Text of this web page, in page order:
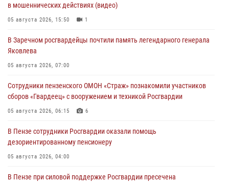
в мошеннических действиях (видео)
05 августа 2026, 15:50 1
В Заречном росгвардейцы почтили память легендарного генерала
Яковлева
05 августа 2026, 07:00
Сотрудники пензенского ОМОН «Страж» познакомили участников
сборов «Гвардеец» с вооружением и техникой Росгвардии
05 августа 2026, 06:15 6
В Пензе сотрудники Росгвардии оказали помощь
дезориентированному пенсионеру
05 августа 2026, 04:00
В Пензе при силовой поддержке Росгвардии пресечена